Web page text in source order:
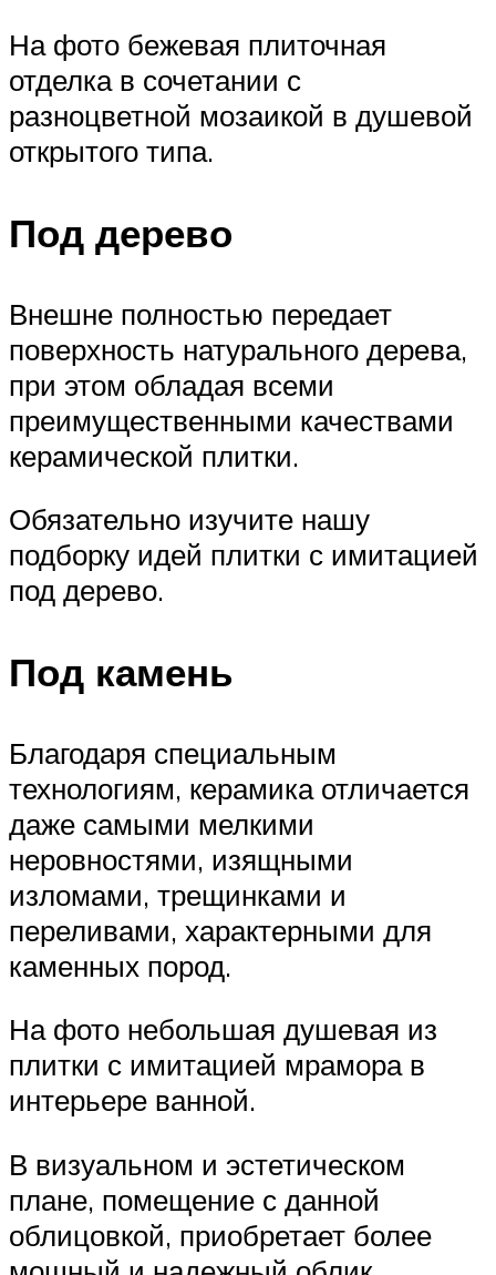
На фото бежевая плиточная
отделка в сочетании с
разноцветной мозаикой в душевой
открытого типа.
Под дерево
Внешне полностью передает
поверхность натурального дерева,
при этом обладая всеми
преимущественными качествами
керамической плитки.
Обязательно изучите нашу
подборку идей плитки с имитацией
под дерево.
Под камень
Благодаря специальным
технологиям, керамика отличается
даже самыми мелкими
неровностями, изящными
изломами, трещинками и
переливами, характерными для
каменных пород.
На фото небольшая душевая из
плитки с имитацией мрамора в
интерьере ванной.
В визуальном и эстетическом
плане, помещение с данной
облицовкой, приобретает более